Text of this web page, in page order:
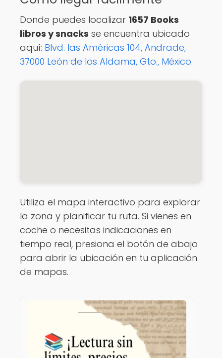
Donde puedes localizar 1657 Books
libros y snacks se encuentra ubicado
aquí: Blvd. las Américas 104, Andrade,
37000 León de los Aldama, Gto., México.
Utiliza el mapa interactivo para explorar
la zona y planificar tu ruta. Si vienes en
coche o necesitas indicaciones en
tiempo real, presiona el botón de abajo
para abrir la ubicación en tu aplicación
de mapas.